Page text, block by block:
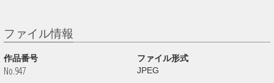
ファイル情報
作品番号
No.947
ファイル形式
JPEG